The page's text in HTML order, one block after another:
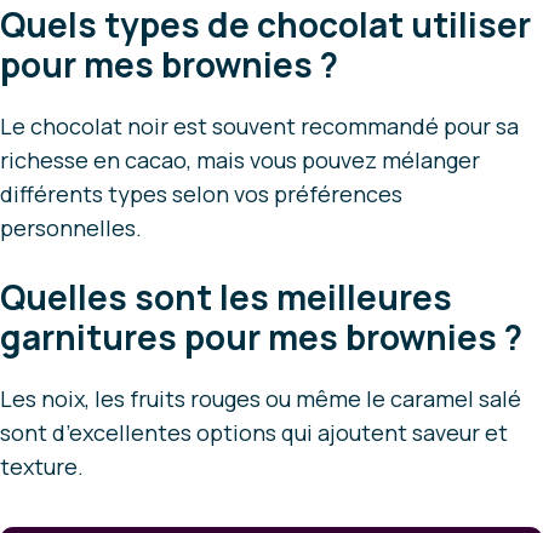
Quels types de chocolat utiliser
pour mes brownies ?
Le chocolat noir est souvent recommandé pour sa
richesse en cacao, mais vous pouvez mélanger
différents types selon vos préférences
personnelles.
Quelles sont les meilleures
garnitures pour mes brownies ?
Les noix, les fruits rouges ou même le caramel salé
sont d’excellentes options qui ajoutent saveur et
texture.